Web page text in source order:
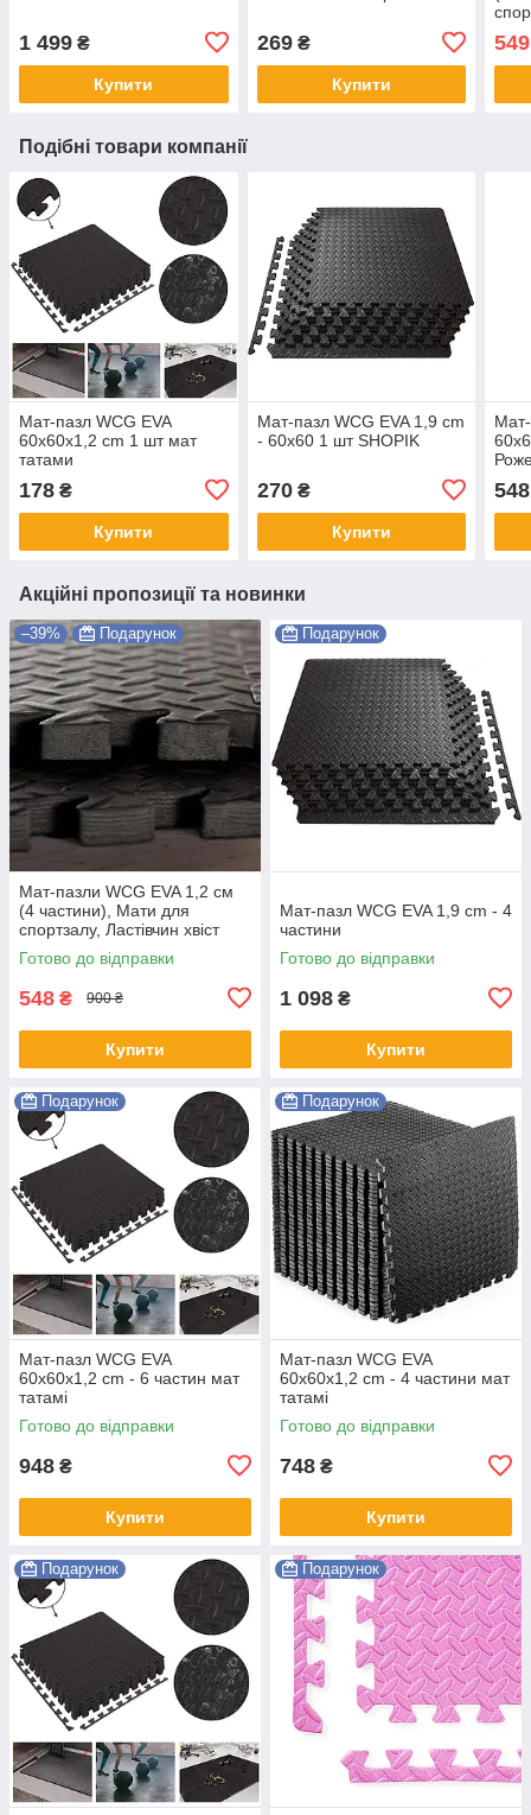
1 499 ₴
Купити
269₴
Купити
549
Подібні товари компанії
Мат-пазл WCG EVA
60х60х1,2 cm 1 шт мат
татами
178 ₴
Купити
Мат-пазл WCG EVA 1,9 cm
- 60х60 1 шт SHOPIK
270₴
Купити
548
Акційні пропозиції та новинки
–39% Подарунок
Мат-пазли WCG EVA 1,2 см
(4 частини), Мати для
спортзалу, Ластівчин хвіст
мат Shopik
Готово до відправки
548 ₴ 900 ₴
Купити
Подарунок
Мат-пазл WCG EVA 1,9 cm - 4
частини
Готово до відправки
1 098 ₴
Купити
Подарунок
Мат-пазл WCG EVA
60х60х1,2 cm - 6 частин мат
татамі
Готово до відправки
948 ₴
Купити
Подарунок
Мат-пазл WCG EVA
60х60х1,2 cm - 4 частини мат
татамі
Готово до відправки
748 ₴
Купити
Подарунок Подарунок